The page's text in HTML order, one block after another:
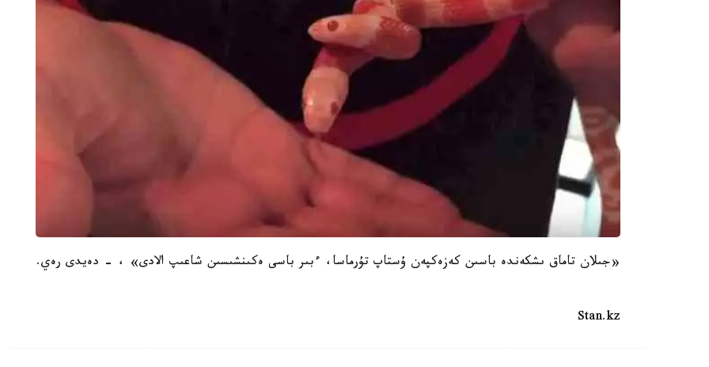
«جىلان تاماق ىشكەندە باسىن كەزەكپەن ۇستاپ تۇرماسا، ءبىر باسى ەكىنشىسىن شاعىپ الادى» ، - دەيدى رەي.
Stan.kz